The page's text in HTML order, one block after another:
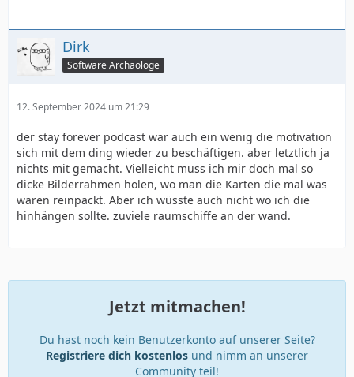
Dirk
Software Archäologe
12. September 2024 um 21:29
der stay forever podcast war auch ein wenig die motivation
sich mit dem ding wieder zu beschäftigen. aber letztlich ja
nichts mit gemacht. Vielleicht muss ich mir doch mal so
dicke Bilderrahmen holen, wo man die Karten die mal was
waren reinpackt. Aber ich wüsste auch nicht wo ich die
hinhängen sollte. zuviele raumschiffe an der wand.
Jetzt mitmachen!
Du hast noch kein Benutzerkonto auf unserer Seite?
Registriere dich kostenlos und nimm an unserer
Community teil!